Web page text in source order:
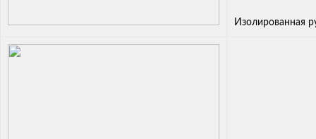
Изолированная